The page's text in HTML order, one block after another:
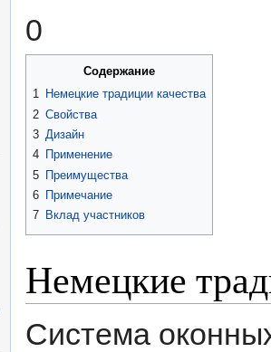
0
Содержание
1 Немецкие традиции качества
2 Свойства
3 Дизайн
4 Применение
5 Преимущества
6 Примечание
7 Вклад участников
Немецкие
Система